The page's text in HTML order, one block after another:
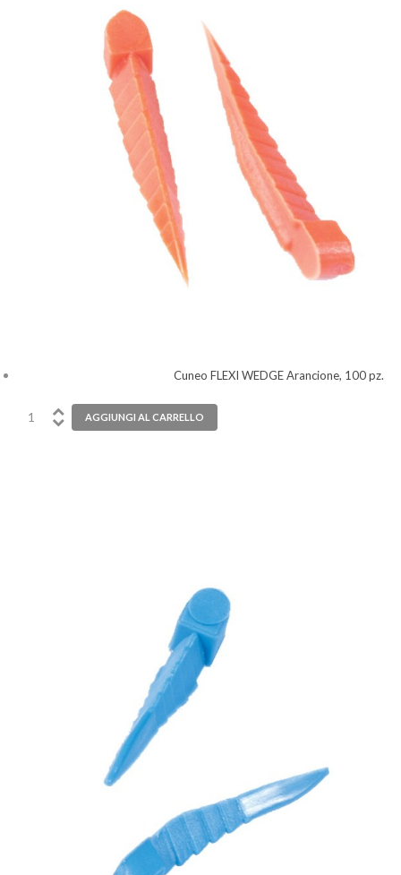
Cuneo FLEXI WEDGE Arancione, 100 pz.